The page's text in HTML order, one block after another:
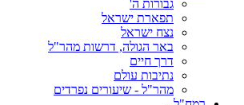
גבורות ה'
תפארת ישראל
נצח ישראל
באר הגולה, דרשות מהר"ל
דרך חיים
נתיבות עולם
מהר"ל - שיעורים נפרדים